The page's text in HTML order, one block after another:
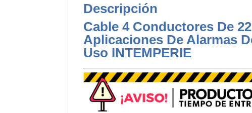
Descripción
Cable 4 Conductores De
Aplicaciones De Alarmas
Uso INTEMPERIE